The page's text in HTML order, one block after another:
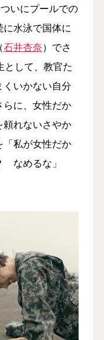
いにプールでの
水泳で国体に
石井杏奈）でさ
として、教官た
いかない自分
に、女性だか
頼れないさやか
私が女性だか
なめるな」